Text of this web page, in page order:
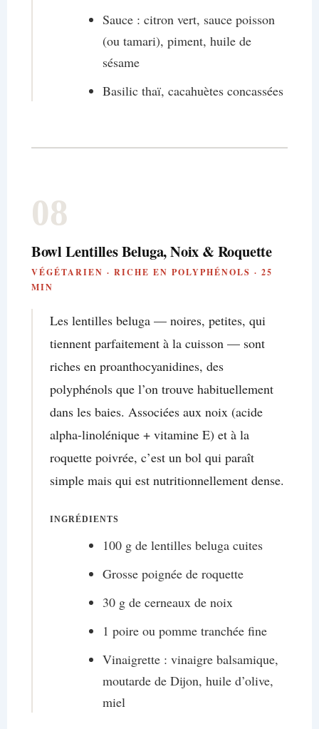
Sauce : citron vert, sauce poisson
(ou tamari), piment, huile de
sésame
Basilic thaï, cacahuètes concassées
08
Bowl Lentilles Beluga, Noix & Roquette
VÉGÉTARIEN · RICHE EN POLYPHÉNOLS · 25
MIN
Les lentilles beluga — noires, petites, qui
tiennent parfaitement à la cuisson — sont
riches en proanthocyanidines, des
polyphénols que l’on trouve habituellement
dans les baies. Associées aux noix (acide
alpha-linolénique + vitamine E) et à la
roquette poivrée, c’est un bol qui paraît
simple mais qui est nutritionnellement dense.
INGRÉDIENTS
100 g de lentilles beluga cuites
Grosse poignée de roquette
30 g de cerneaux de noix
1 poire ou pomme tranchée fine
Vinaigrette : vinaigre balsamique,
moutarde de Dijon, huile d’olive,
miel